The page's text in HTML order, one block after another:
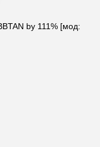
by 111% [мод: